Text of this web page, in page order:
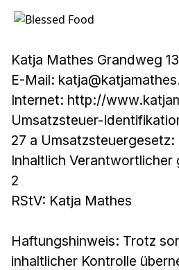
Blessed Food
Katja Mathes Grandweg
E-Mail:
Internet: http://
Umsatzsteuer-
27 a Umsatzsteuergesetz:
Inhaltlich Verantwortlicher
2
RStV: Katja Mathes
Haftungshinweis: Trotz
inhaltlicher Kontrolle